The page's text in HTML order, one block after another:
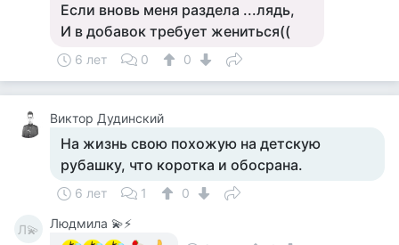
Если вновь меня раздела ...лядь,
И в добавок требует жениться((
6 лет 0 0
Виктор Дудинский
На жизнь свою похожую на детскую
рубашку, что коротка и обосрана.
6 лет 1 0
Л💫
Людмила 💫⚡